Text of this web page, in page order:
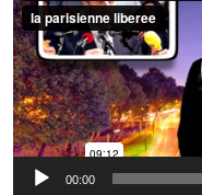
00:00